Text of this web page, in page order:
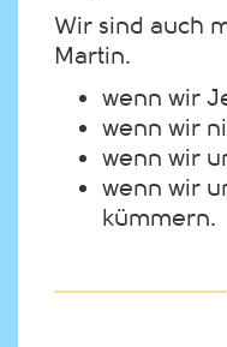
Wir sind auch
Martin.
wenn wir
wenn wir
wenn wir
wenn wir
kümmern.